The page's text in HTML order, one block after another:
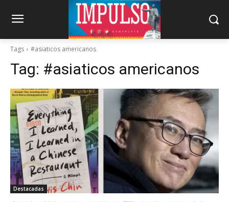
Tags #asiaticos americanos
Tag: #asiaticos americanos
Destacadas